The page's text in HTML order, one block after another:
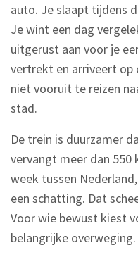
auto. Je slaapt tijdens
Je wint een dag
uitgerust aan voor je
vertrekt en arriveert op
niet vooruit te reizen
stad.
De trein is duurzamer
vervangt meer dan
week tussen
een schatting. Dat
Voor wie bewust kiest
belangrijke overweging.